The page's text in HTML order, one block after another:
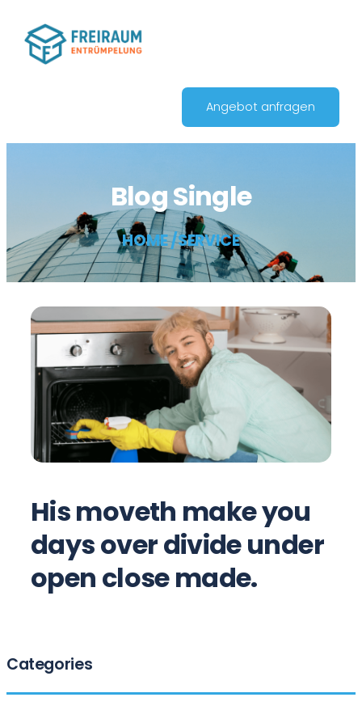
Angebot anfragen
Blog Single
HOME /SERVICE
His moveth make you
days over divide under
open close made.
Categories